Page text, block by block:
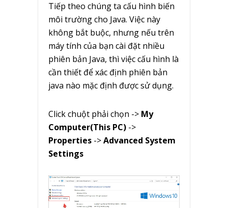
Tiếp theo chúng ta cấu hình biến
môi trường cho Java. Việc này
không bắt buộc, nhưng nếu trên
máy tính của bạn cài đặt nhiều
phiên bản Java, thì việc cấu hình là
cần thiết để xác định phiên bản
java nào mặc định được sử dụng.
Click chuột phải chọn -> My
Computer(This PC) ->
Properties ->Advanced System
Settings